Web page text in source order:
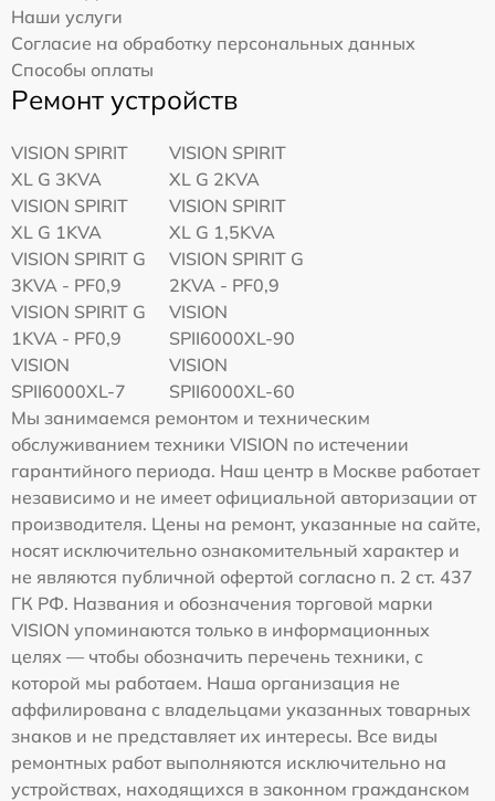
Наши услуги
Согласие на обработку персональных данных
Способы оплаты
Ремонт устройств
VISION SPIRIT
XL G 3KVA
VISION SPIRIT
XL G 2KVA
VISION SPIRIT
XL G 1KVA
VISION SPIRIT
XL G 1,5KVA
VISION SPIRIT G
3KVA - PF0,9
VISION SPIRIT G
2KVA - PF0,9
VISION SPIRIT G
1KVA - PF0,9
VISION
SPII6000XL-90
VISION
SPII6000XL-7
VISION
SPII6000XL-60
Мы занимаемся ремонтом и техническим
обслуживанием техники VISION по истечении
гарантийного периода. Наш центр в Москве работает
независимо и не имеет официальной авторизации от
производителя. Цены на ремонт, указанные на сайте,
носят исключительно ознакомительный характер и
не являются публичной офертой согласно п. 2 ст. 437
ГК РФ. Названия и обозначения торговой марки
VISION упоминаются только в информационных
целях — чтобы обозначить перечень техники, с
которой мы работаем. Наша организация не
аффилирована с владельцами указанных товарных
знаков и не представляет их интересы. Все виды
ремонтных работ выполняются исключительно на
устройствах, находящихся в законном гражданском